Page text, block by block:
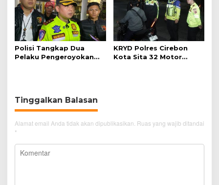
Polisi Tangkap Dua
Pelaku Pengeroyokan
KRYD Polres Cirebon
Kota Sita 32 Motor
Tinggalkan Balasan
Alamat email Anda tidak akan dipublikasikan. Ruas yang wajib ditandai
*